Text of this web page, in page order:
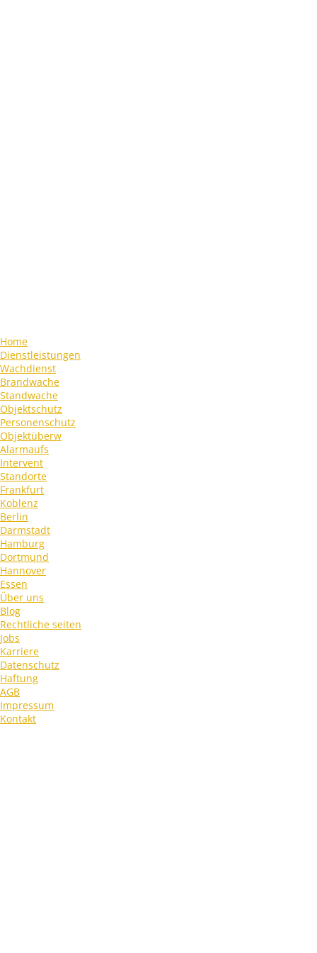
Home
Dienstleistungen
Wachdienst
Brandwache
Standwache
Objektschutz
Personenschutz
Objektüberw
Alarmaufs
Intervent
Standorte
Frankfurt
Koblenz
Berlin
Darmstadt
Hamburg
Dortmund
Hannover
Essen
Über uns
Blog
Rechtliche seiten
Jobs
Karriere
Datenschutz
Haftung
AGB
Impressum
Kontakt